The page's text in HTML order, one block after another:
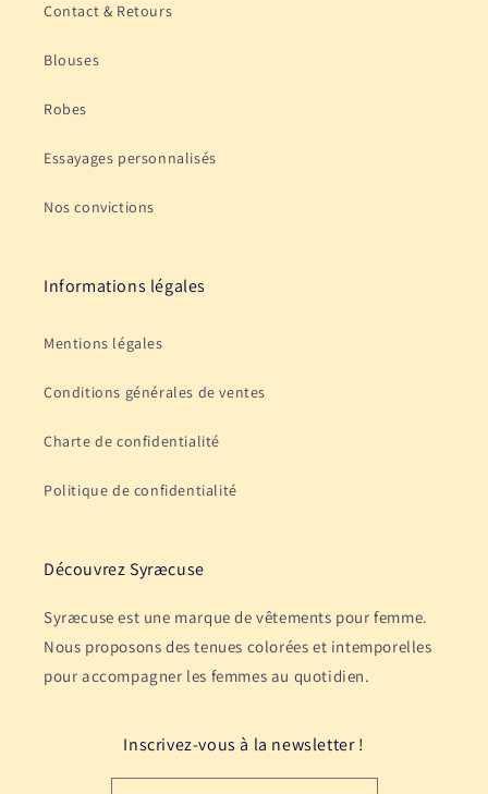
Contact & Retours
Blouses
Robes
Essayages personnalisés
Nos convictions
Informations légales
Mentions légales
Conditions générales de ventes
Charte de confidentialité
Politique de confidentialité
Découvrez Syræcuse
Syræcuse est une marque de vêtements pour femme.
Nous proposons des tenues colorées et intemporelles
pour accompagner les femmes au quotidien.
Inscrivez-vous à la newsletter !